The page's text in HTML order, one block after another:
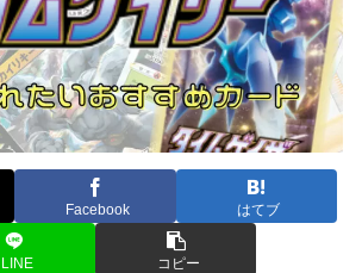
Facebook はてブ
LINE コピー